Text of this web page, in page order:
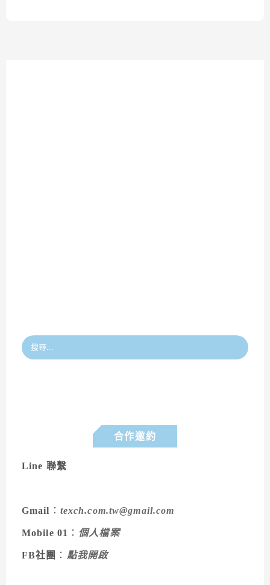
合作邀約
Line 聯繫
Gmail ： texch.com.tw@gmail.com
Mobile 01 ： 個人檔案
FB社團 ： 點我開啟